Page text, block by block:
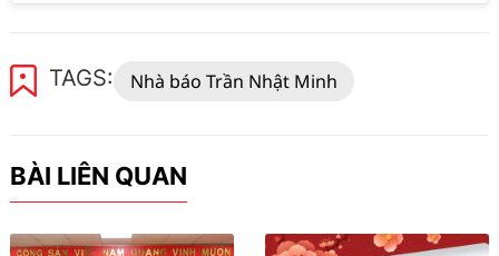
TAGS: Nhà báo Trần Nhật Minh
BÀI LIÊN QUAN